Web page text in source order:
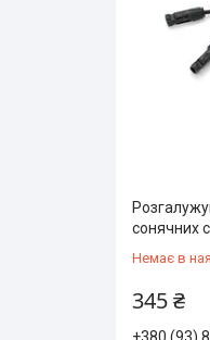
сонячних
Немає в
345 ₴